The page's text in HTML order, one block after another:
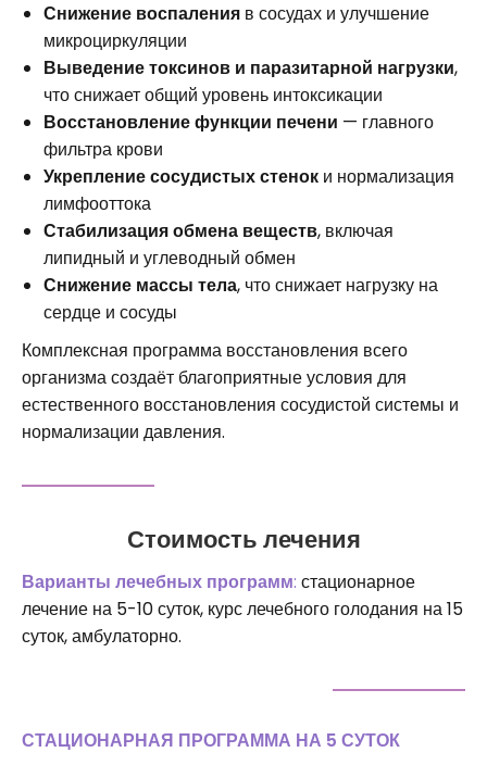
Снижение воспаления в сосудах и улучшение
микроциркуляции
Выведение токсинов и паразитарной нагрузки,
что снижает общий уровень интоксикации
Восстановление функции печени — главного
фильтра крови
Укрепление сосудистых стенок и нормализация
лимфооттока
Стабилизация обмена веществ, включая
липидный и углеводный обмен
Снижение массы тела, что снижает нагрузку на
сердце и сосуды
Комплексная программа восстановления всего
организма создаёт благоприятные условия для
естественного восстановления сосудистой системы и
нормализации давления.
Стоимость лечения
Варианты лечебных программ: стационарное
лечение на 5-10 суток, курс лечебного голодания на 15
суток, амбулаторно.
СТАЦИОНАРНАЯ ПРОГРАММА НА 5 СУТОК